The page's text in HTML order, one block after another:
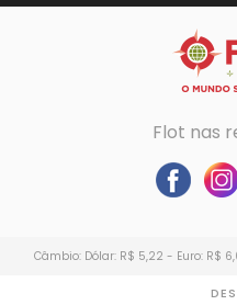
Flot nas
Câmbio: Dólar: R$ 5,22 - Euro: R$